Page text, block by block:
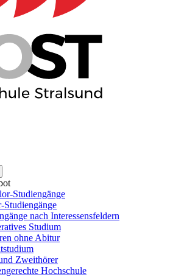
Studiengänge
Studiengänge
nach Interessensfeldern
Studium
ohne Abitur
Zweithörer
Hochschule